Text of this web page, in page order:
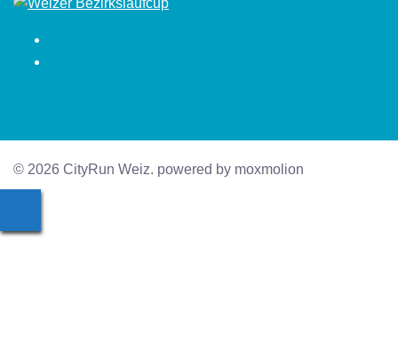
© 2026 CityRun Weiz. powered by moxmolion